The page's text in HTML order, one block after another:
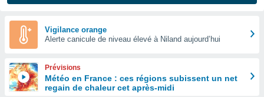
Vigilance orange
Alerte canicule de niveau élevé à Niland aujourd’hui
Prévisions
Météo en France : ces régions subissent un net
regain de chaleur cet après-midi